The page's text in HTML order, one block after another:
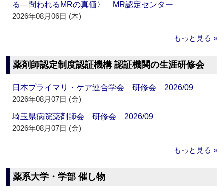
る―問われるMRの真価〉 MR認定センター
2026年08月06日 (木)
もっと見る »
薬剤師認定制度認証機構 認証機関の生涯研修会
日本プライマリ・ケア連合学会 研修会 2026/09
2026年08月07日 (金)
埼玉県病院薬剤師会 研修会 2026/09
2026年08月07日 (金)
もっと見る »
薬系大学・学部 催し物